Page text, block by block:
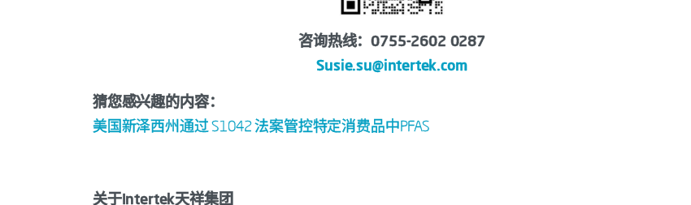
咨询热线：0755-2602 0287
Susie.su@intertek.com
猜您感兴趣的内容：
美国新泽西州通过 S1042 法案管控特定消费品中PFAS
关于Intertek天祥集团